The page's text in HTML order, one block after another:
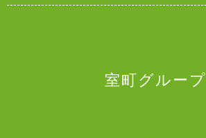
室町グループ